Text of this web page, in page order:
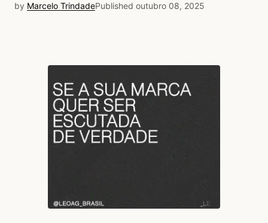
by Marcelo TrindadePublished outubro 08, 2025